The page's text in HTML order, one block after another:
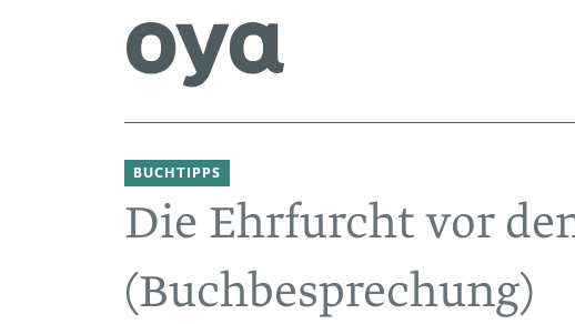
BUCHTIPPS
Die Ehrfurcht vor
(Buchbesprechung)